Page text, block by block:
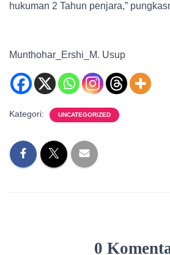
hukuman 2 Tahun penjara,”
Munthohar_Ershi_M. Usup
Kategori: UNCATEGORIZED
0